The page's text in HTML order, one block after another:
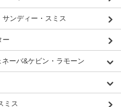
サンディー・スミス
ー
ネーバ&ケビン・ラモーン
ミス